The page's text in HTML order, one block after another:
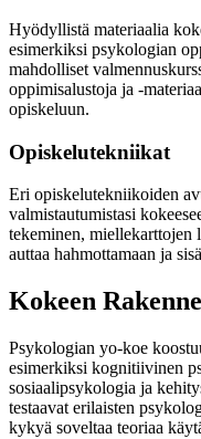
Hyödyllistä materiaalia
esimerkiksi psykologian
mahdolliset
oppimisalustoja ja -
opiskeluun.
Opiskelutekniikat
Eri opiskelutekniikoiden
valmistautumistasi
tekeminen,
auttaa hahmottamaan ja
Kokeen Rakenne
Psykologian yo-koe
esimerkiksi kognitiivinen
sosiaalipsykologia ja
testaavat erilaisten
kykyä soveltaa teoriaa